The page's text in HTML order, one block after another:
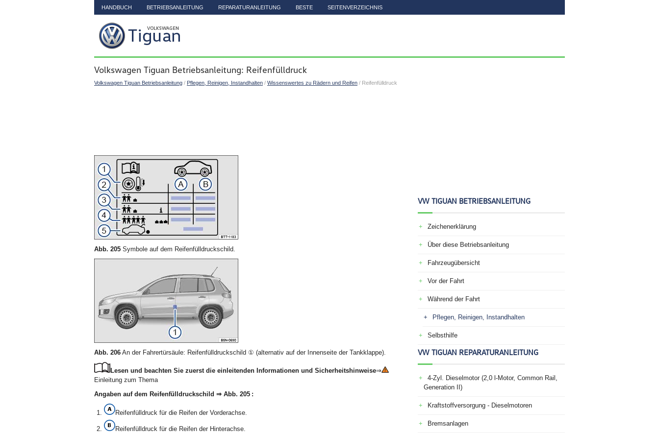
HANDBUCH BETRIEBSANLEITUNG REPARATURANLEITUNG BESTE SEITENVERZEICHNIS
Volkswagen Tiguan Betriebsanleitung: Reifenfülldruck
Volkswagen Tiguan Betriebsanleitung / Pflegen, Reinigen, Instandhalten / Wissenswertes zu Rädern und Reifen / Reifenfülldruck
Abb. 205 Symbole auf dem Reifenfülldruckschild.
Abb. 206 An der Fahrertürsäule: Reifenfülldruckschild ① (alternativ auf der Innenseite der Tankklappe).
Lesen und beachten Sie zuerst die einleitenden Informationen und Sicherheitshinweise⇒
Einleitung zum Thema
Angaben auf dem Reifenfülldruckschild ⇒ Abb. 205 :
Reifenfülldruck für die Reifen der Vorderachse.
Reifenfülldruck für die Reifen der Hinterachse.
VW TIGUAN BETRIEBSANLEITUNG
Zeichenerklärung
Über diese Betriebsanleitung
Fahrzeugübersicht
Vor der Fahrt
Während der Fahrt
Pflegen, Reinigen, Instandhalten
Selbsthilfe
VW TIGUAN REPARATURANLEITUNG
4-Zyl. Dieselmotor (2,0 l-Motor, Common Rail,
Generation II)
Kraftstoffversorgung - Dieselmotoren
Bremsanlagen